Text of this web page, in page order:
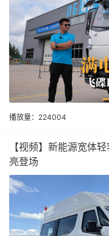
播放量：224004
【视频】新能源宽体
亮登场